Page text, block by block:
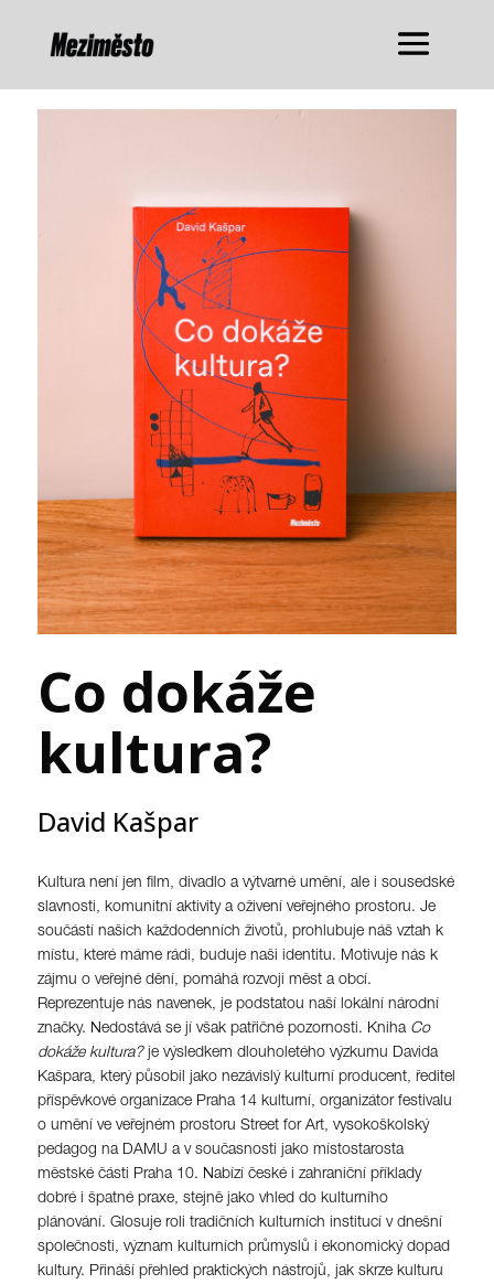
Co dokáže
kultura?
David Kašpar
Kultura není jen film, divadlo a výtvarné umění, ale i sousedské
slavnosti, komunitní aktivity a oživení veřejného prostoru. Je
součástí našich každodenních životů, prohlubuje náš vztah k
místu, které máme rádi, buduje naši identitu. Motivuje nás k
zájmu o veřejné dění, pomáhá rozvoji měst a obcí.
Reprezentuje nás navenek, je podstatou naší lokální národní
značky. Nedostává se jí však patřičné pozornosti. Kniha Co
dokáže kultura? je výsledkem dlouholetého výzkumu Davida
Kašpara, který působil jako nezávislý kulturní producent, ředitel
příspěvkové organizace Praha 14 kulturní, organizátor festivalu
o umění ve veřejném prostoru Street for Art, vysokoškolský
pedagog na DAMU a v současnosti jako místostarosta
městské části Praha 10. Nabízí české i zahraniční příklady
dobré i špatné praxe, stejně jako vhled do kulturního
plánování. Glosuje roli tradičních kulturních institucí v dnešní
společnosti, význam kulturních průmyslů i ekonomický dopad
kultury. Přináší přehled praktických nástrojů, jak skrze kulturu